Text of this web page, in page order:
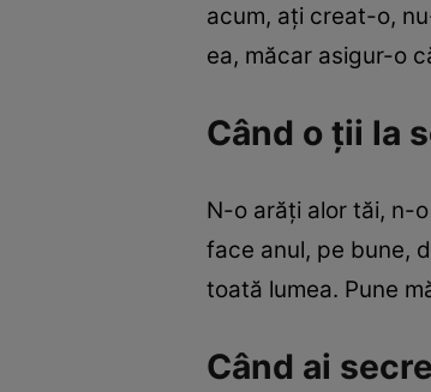
acum, aţi creat-o,
ea, măcar asigur-o
Când o ţii la
N-o arăţi alor tăi, n-
face anul, pe bune,
toată lumea. Pune
Când ai